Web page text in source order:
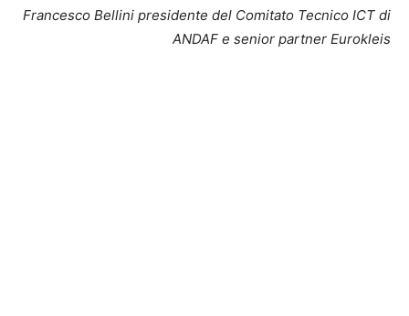
Francesco Bellini presidente del Comitato Tecnico ICT di
ANDAF e senior partner Eurokleis